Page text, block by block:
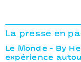
La presse en
Le Monde - By
expérience